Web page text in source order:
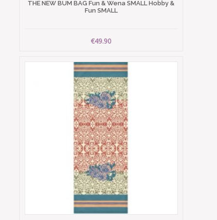
THE NEW BUM BAG Fun & Wena SMALL Hobby &
Fun SMALL
€49.90